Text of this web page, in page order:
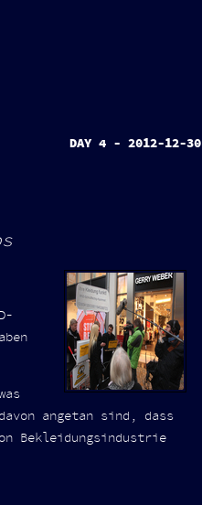
DAY 4 - 2012-12-30
angetan sind, dass
Bekleidungsindustrie